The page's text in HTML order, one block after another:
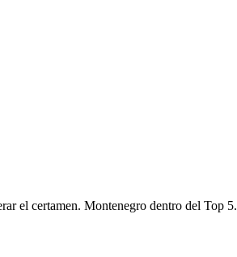
el certamen. Montenegro dentro del Top 5.